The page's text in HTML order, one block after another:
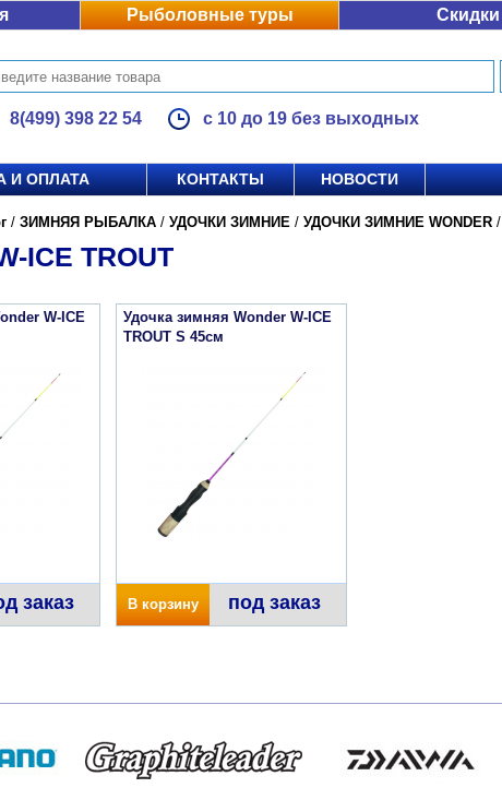
Рыболовные туры Скидки
8(499) 398 22 54 с 10 до 19 без выходных
И ОПЛАТА КОНТАКТЫ НОВОСТИ
/ ЗИМНЯЯ РЫБАЛКА / УДОЧКИ ЗИМНИЕ / УДОЧКИ ЗИМНИЕ WONDER /
ICE TROUT
W-ICE
заказ
Удочка зимняя Wonder W-ICE
TROUT S 45см
В корзину под заказ